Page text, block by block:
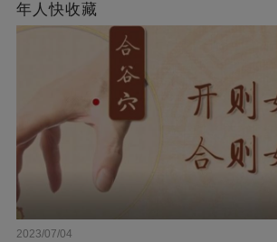
年人快收藏
2023/07/04